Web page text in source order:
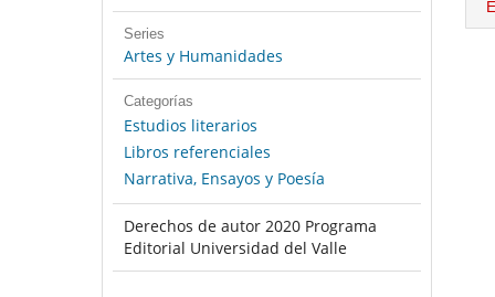
Series
Artes y Humanidades
Categorías
Estudios literarios
Libros referenciales
Narrativa, Ensayos y Poesía
Derechos de autor 2020 Programa
Editorial Universidad del Valle